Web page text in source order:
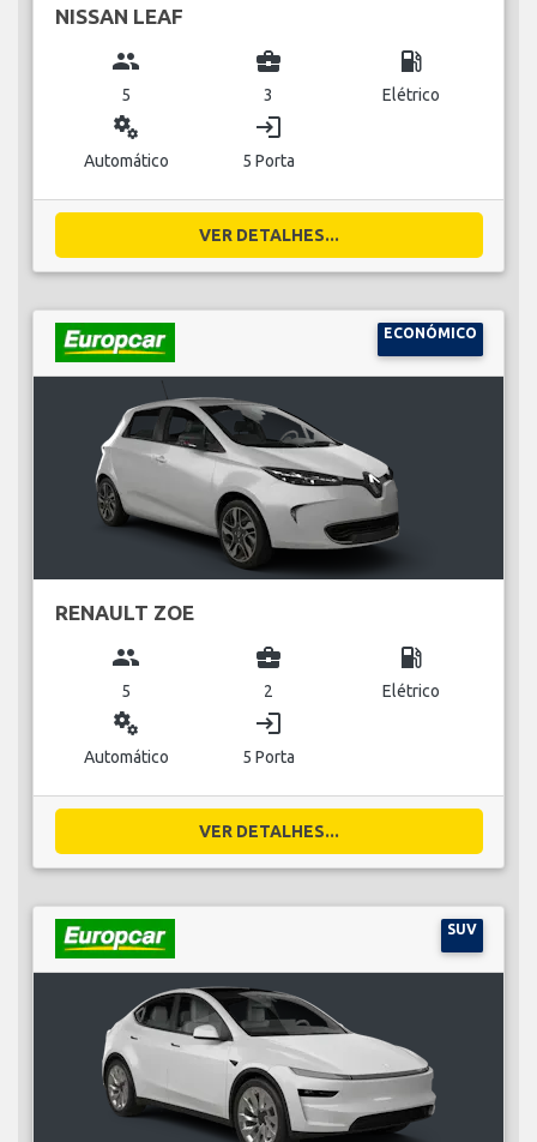
NISSAN LEAF
group
5
business_center
3
local_gas_station
Elétrico
miscellaneous_services
Automático
login
5 Porta
VER DETALHES...
ECONÓMICO
RENAULT ZOE
group
5
business_center
2
local_gas_station
Elétrico
miscellaneous_services
Automático
login
5 Porta
VER DETALHES...
SUV